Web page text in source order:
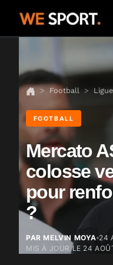
Football
FOOTBALL
Mercato
colosse
pour
?
PAR MELVIN MOYA 24
MIS À JOUR LE 24